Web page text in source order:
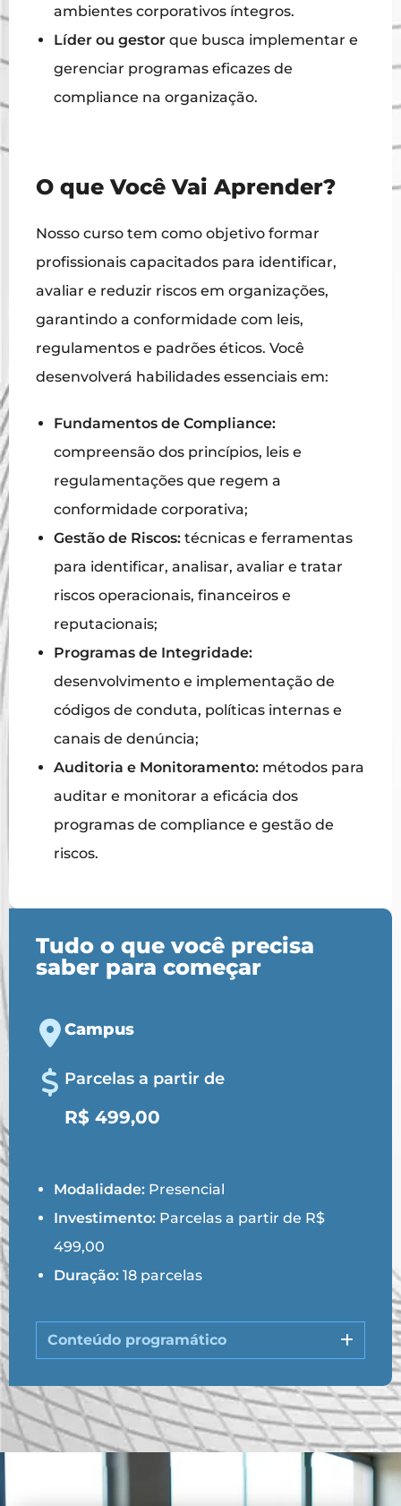
ambientes corporativos íntegros.
Líder ou gestor que busca implementar e
gerenciar programas eficazes de
compliance na organização.
O que Você Vai Aprender?
Nosso curso tem como objetivo formar
profissionais capacitados para identificar,
avaliar e reduzir riscos em organizações,
garantindo a conformidade com leis,
regulamentos e padrões éticos. Você
desenvolverá habilidades essenciais em:
Fundamentos de Compliance:
compreensão dos princípios, leis e
regulamentações que regem a
conformidade corporativa;
Gestão de Riscos: técnicas e ferramentas
para identificar, analisar, avaliar e tratar
riscos operacionais, financeiros e
reputacionais;
Programas de Integridade:
desenvolvimento e implementação de
códigos de conduta, políticas internas e
canais de denúncia;
Auditoria e Monitoramento: métodos para
auditar e monitorar a eficácia dos
programas de compliance e gestão de
riscos.
Tudo o que você precisa
saber para começar
Campus
Parcelas a partir de
R$ 499,00
Modalidade: Presencial
Investimento: Parcelas a partir de R$
499,00
Duração: 18 parcelas
Conteúdo programático